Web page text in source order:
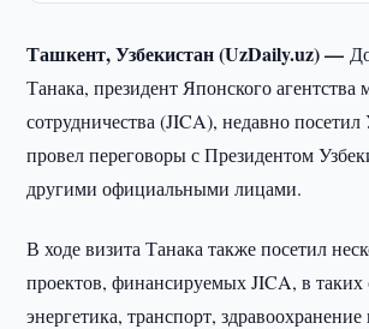
Ташкент, Узбекистан (UzDaily.uz) —
Танака, президент Японского агентства
сотрудничества (JICA), недавно посетил
провел переговоры с Президентом
другими официальными лицами.
В ходе визита Танака также посетил
проектов, финансируемых JICA, в таких
энергетика, транспорт,